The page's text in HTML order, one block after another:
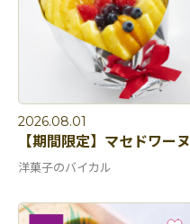
2026.08.01
【期間限定】マセドワーヌ
洋菓子のバイカル